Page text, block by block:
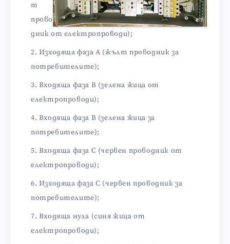
т
прово
дник от електропроводи);
Изходяща фаза А (жълт проводник за
потребителите);
Входяща фаза В (зелена жица от
електропроводи);
Входяща фаза В (зелена жица за
потребителите);
Входяща фаза С (червен проводник от
електропроводи);
Изходяща фаза С (червен проводник за
потребителите);
Входяща нула (синя жица от
електропроводи);